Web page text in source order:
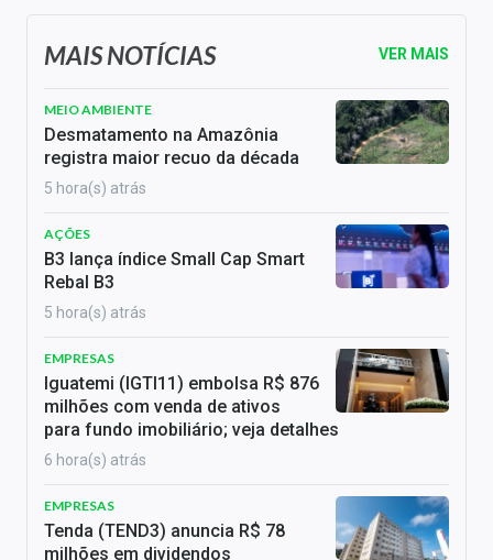
MAIS NOTÍCIAS VER MAIS
MEIO AMBIENTE
Desmatamento na Amazônia
registra maior recuo da década
5 hora(s) atrás
AÇÕES
B3 lança índice Small Cap Smart
Rebal B3
5 hora(s) atrás
EMPRESAS
Iguatemi (IGTI11) embolsa R$ 876
milhões com venda de ativos
para fundo imobiliário; veja detalhes
6 hora(s) atrás
EMPRESAS
Tenda (TEND3) anuncia R$ 78
milhões em dividendos